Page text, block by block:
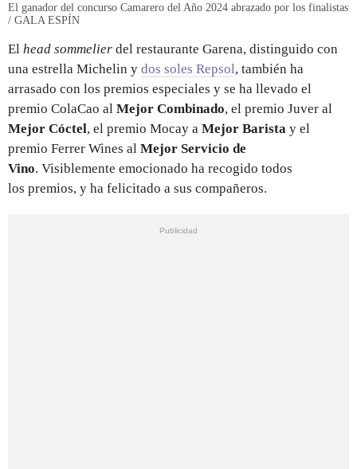
El ganador del concurso Camarero del Año 2024 abrazado por los finalistas
/ GALA ESPÍN
El head sommelier del restaurante Garena, distinguido con
una estrella Michelin y dos soles Repsol, también ha
arrasado con los premios especiales y se ha llevado el
premio ColaCao al Mejor Combinado, el premio Juver al
Mejor Cóctel, el premio Mocay a Mejor Barista y el
premio Ferrer Wines al Mejor Servicio de
Vino. Visiblemente emocionado ha recogido todos
los premios, y ha felicitado a sus compañeros.